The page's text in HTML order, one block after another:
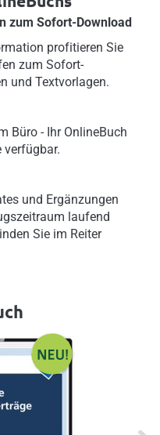
zum Sofort-Download
profitieren Sie
zum Sofort-
und Textvorlagen.
Büro - Ihr OnlineBuch
verfügbar.
und Ergänzungen
laufend
Sie im Reiter
Next